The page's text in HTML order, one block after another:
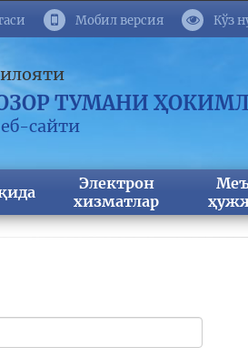
Мобил версия Кўз
ТУМАНИ
сайти
Электрон
хизматлар